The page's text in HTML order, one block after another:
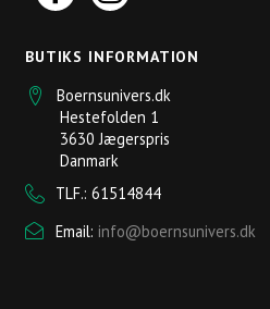
BUTIKS INFORMATION
Boernsunivers.dk
Hestefolden 1
3630 Jægerspris
Danmark
TLF.: 61514844
Email: info@boernsunivers.dk